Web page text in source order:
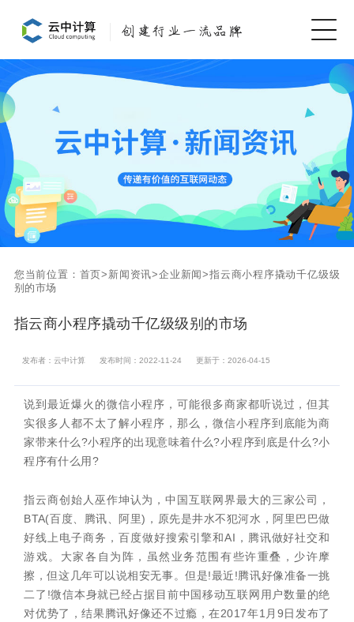
您当前位置： 首页> 新闻资讯>企业新闻>指云商小程序撬动千亿级级
别的市场
指云商小程序撬动千亿级级别的市场
发布者：云中计算 发布时间：2022-11-24 更新于：2026-04-15
说到最近爆火的微信小程序，可能很多商家都听说过，但其
实很多人都不太了解小程序，那么，微信小程序到底能为商
家带来什么?小程序的出现意味着什么?小程序到底是什么?小
程序有什么用?
指云商创始人巫作坤认为，中国互联网界最大的三家公司，
BTA(百度、腾讯、阿里)，原先是井水不犯河水，阿里巴巴做
好线上电子商务，百度做好搜索引擎和AI，腾讯做好社交和
游戏。大家各自为阵，虽然业务范围有些许重叠，少许摩
擦，但这几年可以说相安无事。但是!最近!腾讯好像准备一挑
二了!微信本身就已经占据目前中国移动互联网用户数量的绝
对优势了，结果腾讯好像还不过瘾，在2017年1月9日发布了